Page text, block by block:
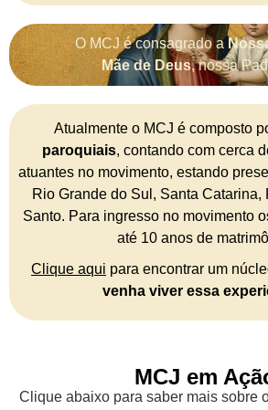
O MCJ é consagrado a
Mãe de Deus, nossa
Atualmente o MCJ é composto
paroquiais, contando com cerca
atuantes no movimento, estando
Rio Grande do Sul, Santa Catarina,
Santo. Para ingresso no movimento
até 10 anos de
Clique aqui para encontrar um
venha viver essa
MCJ em
Clique abaixo para saber mais sobre